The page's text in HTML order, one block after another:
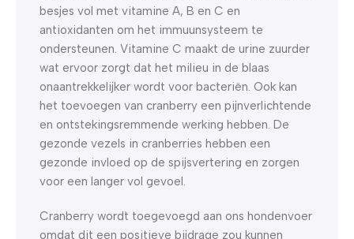
besjes vol met vitamine A, B en C en
antioxidanten om het immuunsysteem te
ondersteunen. Vitamine C maakt de urine zuurder
wat ervoor zorgt dat het milieu in de blaas
onaantrekkelijker wordt voor bacteriën. Ook kan
het toevoegen van cranberry een pijnverlichtende
en ontstekingsremmende werking hebben. De
gezonde vezels in cranberries hebben een
gezonde invloed op de spijsvertering en zorgen
voor een langer vol gevoel.
Cranberry wordt toegevoegd aan ons hondenvoer
omdat dit een positieve bijdrage zou kunnen